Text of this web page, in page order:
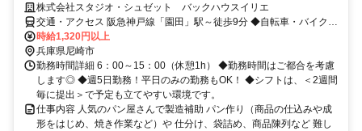
株式会社スタジオ・シュゼット バックハウスイリエ
交通・アクセス 阪急神戸線「園田」駅～徒歩9分 ◆自転車・バイク通
勤OK！
時給1,320円以上
兵庫県尼崎市
勤務時間詳細 6：00～15：00（休憩1h） ◆勤務時間はご都合を考慮
します◎ ◆週5日勤務！平日のみの勤務もOK！ ◆シフトは、＜2週間
毎に提出＞で予定も立てやすい環境です。
仕事内容 人気のパン屋さんで製造補助 パン作り（商品の仕込みや成
形をはじめ、焼き作業など）や 仕分け、袋詰め、商品陳列など 難し